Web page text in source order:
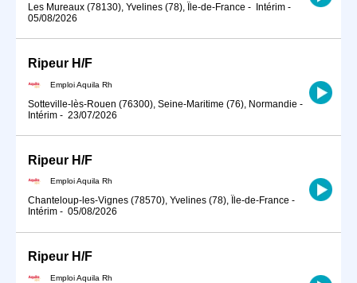
Les Mureaux (78130), Yvelines (78), Île-de-France - Intérim -
05/08/2026
Ripeur H/F
Emploi Aquila Rh
Sotteville-lès-Rouen (76300), Seine-Maritime (76), Normandie -
Intérim - 23/07/2026
Ripeur H/F
Emploi Aquila Rh
Chanteloup-les-Vignes (78570), Yvelines (78), Île-de-France -
Intérim - 05/08/2026
Ripeur H/F
Emploi Aquila Rh